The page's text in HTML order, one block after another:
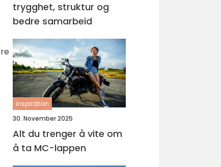
trygghet, struktur og
bedre samarbeid
inspiration
30. November 2025
Alt du trenger å vite om
å ta MC-lappen